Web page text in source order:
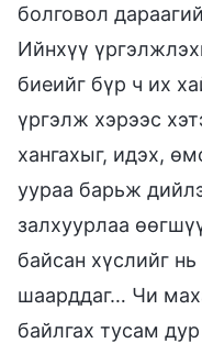
болговол
Ийнхүү
биеийг бүр ч их
үргэлж хэрээс
хангахыг, идэх,
уураа барьж
залхуурлаа
байсан хүслийг
шаарддаг… Чи
байлгах тусам